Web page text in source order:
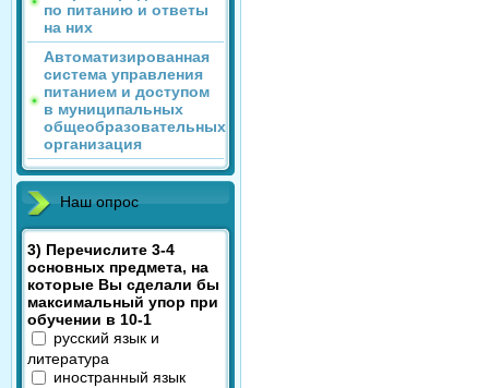
по питанию и ответы
на них
Автоматизированная
система управления
питанием и доступом
в муниципальных
общеобразовательных
организация
Наш опрос
3) Перечислите 3-4
основных предмета, на
которые Вы сделали бы
максимальный упор при
обучении в 10-1
русский язык и
литература
иностранный язык